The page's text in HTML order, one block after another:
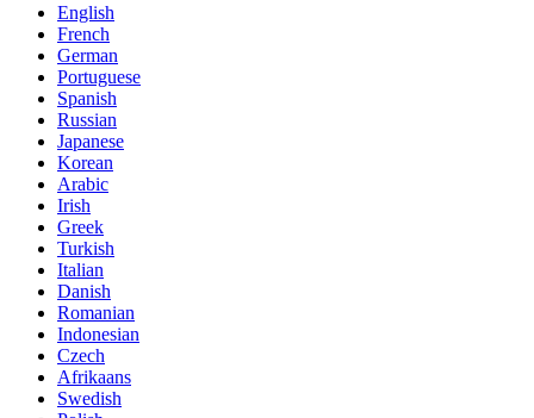
English
French
German
Portuguese
Spanish
Russian
Japanese
Korean
Arabic
Irish
Greek
Turkish
Italian
Danish
Romanian
Indonesian
Czech
Afrikaans
Swedish